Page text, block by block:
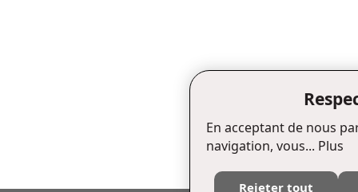
En acceptant de nous
navigation, vous... Plus
Rejeter tout